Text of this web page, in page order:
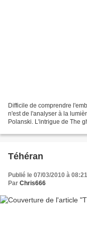
Difficile de comprendre
n'est de l'analyser à la
Polanski. L'intrigue de The
Téhéran
Publié le 07/03/2010 à 08:21
Par Chris666